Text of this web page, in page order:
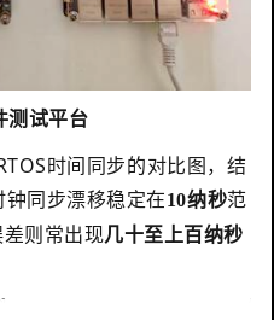
测试平台
时间同步的对比图，结
同步漂移稳定在10纳秒范
则常出现几十至上百纳秒